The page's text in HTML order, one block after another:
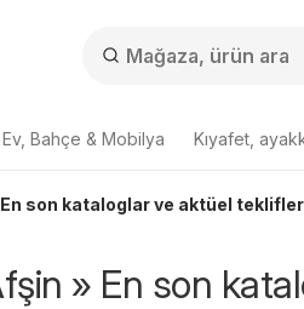
Ev, Bahçe & Mobilya Kıyafet,
son kataloglar ve aktüel
» En son